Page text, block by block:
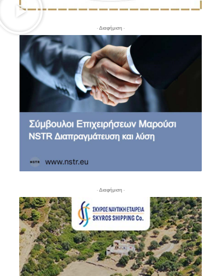
- Διαφήμιση -
- Διαφήμιση -